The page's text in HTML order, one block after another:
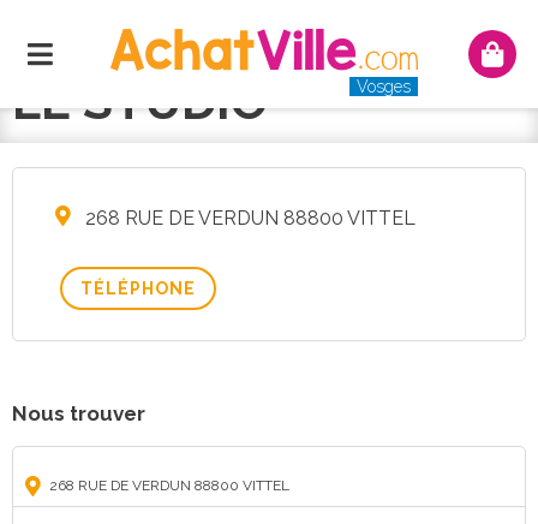
Menu
Vosges
Mon
panier
LE STUDIO
268 RUE DE VERDUN 88800 VITTEL
TÉLÉPHONE
Nous trouver
268 RUE DE VERDUN 88800 VITTEL